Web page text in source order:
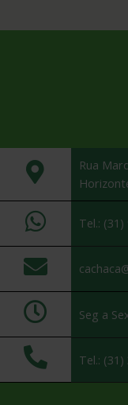
Rua
Tel.:
Seg a
Tel.: